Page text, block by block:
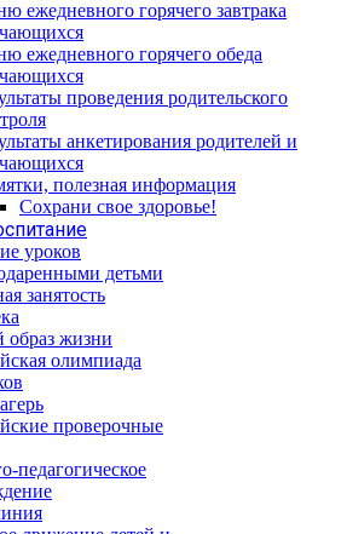
ежедневного горячего завтрака
ежедневного горячего обеда
проведения родительского
анкетирования родителей и
полезная информация
Сохрани свое здоровье!
уроков
детьми
занятость
образ жизни
олимпиада
проверочные
педагогическое